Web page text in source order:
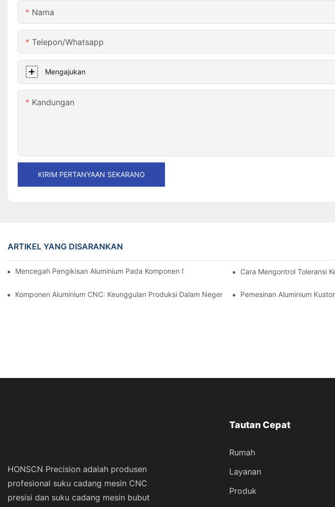
Nama
Telepon/whatsapp
Mengajukan
Kandungan
KIRIM PERTANYAAN SEKARANG
ARTIKEL YANG DISARANKAN
Mencegah Pengikisan Aluminium Pada Komponen Mesin Presisi: Solusi Desain, Peralatan, Dan
Cara Mengontrol Toleransi
Komponen Aluminium CNC: Keunggulan Produksi Dalam Negeri Pemesinan Aluminium
HONSCN Precision adalah produsen
profesional suku cadang mesin CNC
presisi dan suku cadang mesin bubut
Tautan Cepat
Rumah
Layanan
Produk